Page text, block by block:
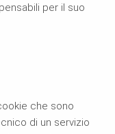
per il suo
che sono
di un servizio